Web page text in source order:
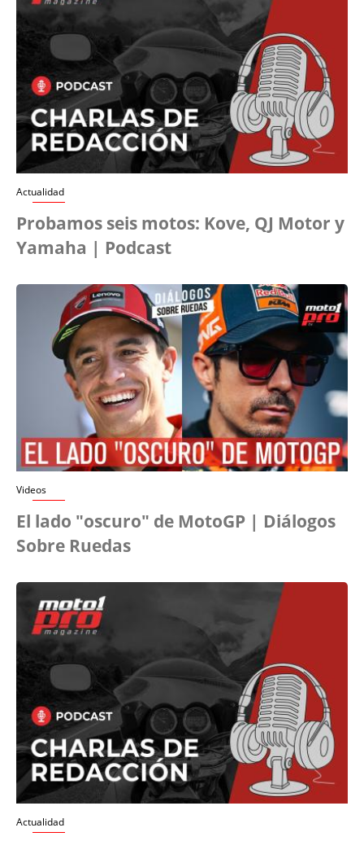
Actualidad
Probamos seis motos: Kove, QJ Motor y
Yamaha | Podcast
Videos
El lado "oscuro" de MotoGP | Diálogos
Sobre Ruedas
Actualidad